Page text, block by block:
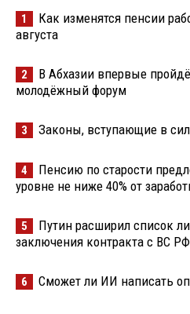
1
Как изменятся пенсии
августа
2
В Абхазии впервые
молодёжный форум
3 Законы, вступающие в
4
Пенсию по старости
уровне не ниже 40% от
5
Путин расширил список
заключения контракта с ВС РФ
6 Сможет ли ИИ написать